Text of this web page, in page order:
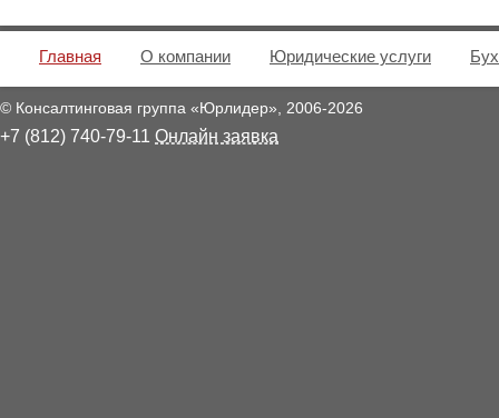
Главная О компании Юридические услуги
© Консалтинговая группа «Юрлидер», 2006-2026
+7 (812) 740-79-11 Онлайн заявка